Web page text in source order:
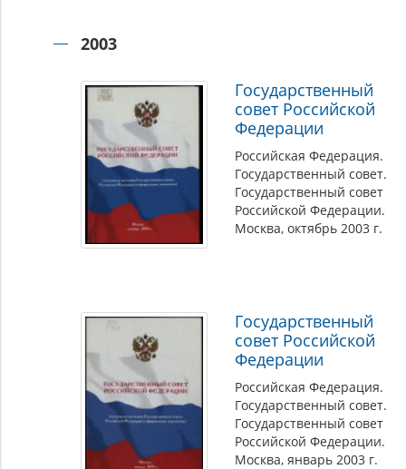
2003
Государственный
совет Российской
Федерации
Российская Федерация.
Государственный совет.
Государственный совет
Российской Федерации.
Москва, октябрь 2003 г.
Государственный
совет Российской
Федерации
Российская Федерация.
Государственный совет.
Государственный совет
Российской Федерации.
Москва, январь 2003 г.